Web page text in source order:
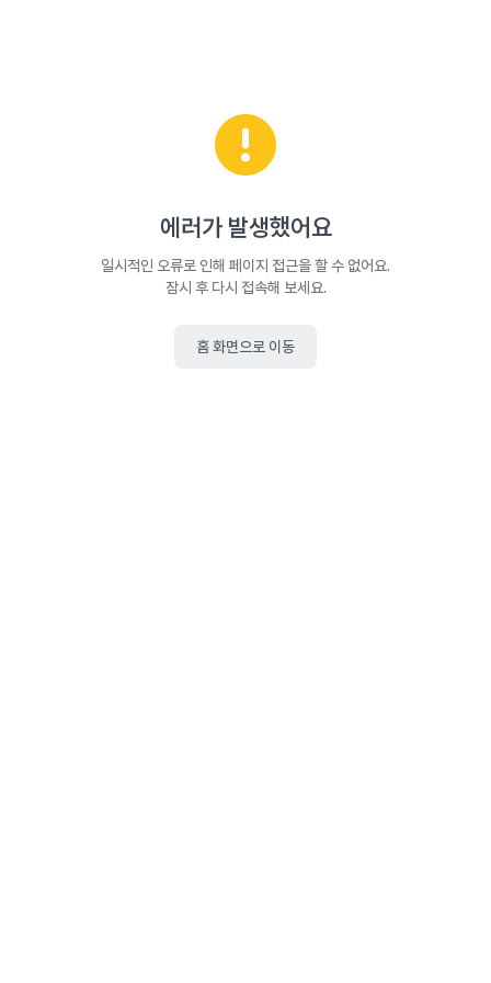
에러가 발생했어요
일시적인 오류로 인해 페이지 접근을 할 수 없어요.
잠시 후 다시 접속해 보세요.
홈 화면으로 이동